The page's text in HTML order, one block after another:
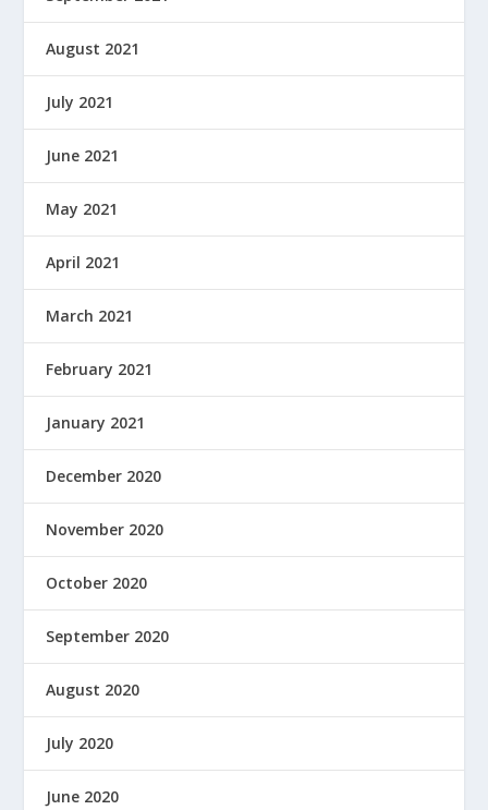
August 2021
July 2021
June 2021
May 2021
April 2021
March 2021
February 2021
January 2021
December 2020
November 2020
October 2020
September 2020
August 2020
July 2020
June 2020